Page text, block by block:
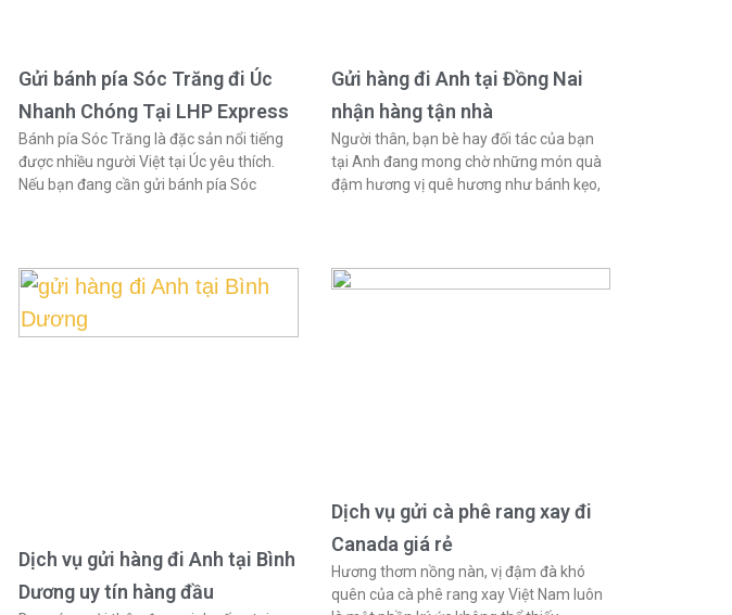
Gửi bánh pía Sóc Trăng đi Úc
Nhanh Chóng Tại LHP Express
Bánh pía Sóc Trăng là đặc sản nổi tiếng
được nhiều người Việt tại Úc yêu thích.
Nếu bạn đang cần gửi bánh pía Sóc
Gửi hàng đi Anh tại Đồng Nai
nhận hàng tận nhà
Người thân, bạn bè hay đối tác của bạn
tại Anh đang mong chờ những món quà
đậm hương vị quê hương như bánh kẹo,
Dịch vụ gửi hàng đi Anh tại Bình
Dương uy tín hàng đầu
Dịch vụ gửi cà phê rang xay đi
Canada giá rẻ
Hương thơm nồng nàn, vị đậm đà khó
quên của cà phê rang xay Việt Nam luôn